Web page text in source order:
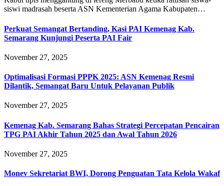
siswi madrasah beserta ASN Kementerian Agama Kabupaten…
Perkuat Semangat Bertanding, Kasi PAI Kemenag Kab.
Semarang Kunjungi Peserta PAI Fair
November 27, 2025
Optimalisasi Formasi PPPK 2025: ASN Kemenag Resmi
Dilantik, Semangat Baru Untuk Pelayanan Publik
November 27, 2025
Kemenag Kab. Semarang Bahas Strategi Percepatan Pencairan
TPG PAI Akhir Tahun 2025 dan Awal Tahun 2026
November 27, 2025
Monev Sekretariat BWI, Dorong Penguatan Tata Kelola Wakaf